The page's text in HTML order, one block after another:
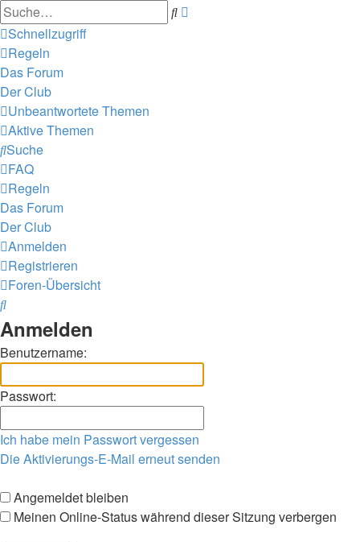
Suche
Schnellzugriff
Regeln
Das Forum
Der Club
Unbeantwortete Themen
Aktive Themen
Suche
FAQ
Regeln
Das Forum
Der Club
Anmelden
Registrieren
Foren-Übersicht
Suche
Anmelden
Benutzername:
Passwort:
Ich habe mein Passwort vergessen
Die Aktivierungs-E-Mail erneut senden
Angemeldet bleiben
Meinen Online-Status während dieser Sitzung verbergen